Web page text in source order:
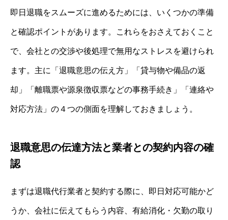
即日退職をスムーズに進めるためには、いくつかの準備
と確認ポイントがあります。これらをおさえておくこと
で、会社との交渉や後処理で無用なストレスを避けられ
ます。主に「退職意思の伝え方」「貸与物や備品の返
却」「離職票や源泉徴収票などの事務手続き」「連絡や
対応方法」の４つの側面を理解しておきましょう。
退職意思の伝達方法と業者との契約内容の確
認
まずは退職代行業者と契約する際に、即日対応可能かど
うか、会社に伝えてもらう内容、有給消化・欠勤の取り